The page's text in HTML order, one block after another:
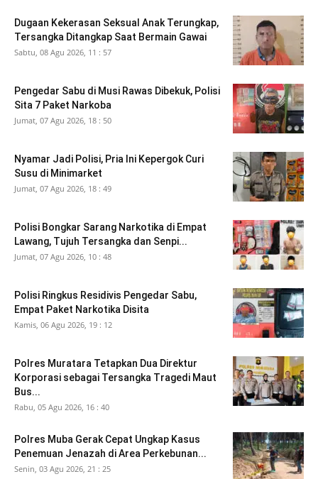
Dugaan Kekerasan Seksual Anak Terungkap,
Tersangka Ditangkap Saat Bermain Gawai
Sabtu, 08 Agu 2026, 11 : 57
Pengedar Sabu di Musi Rawas Dibekuk, Polisi
Sita 7 Paket Narkoba
Jumat, 07 Agu 2026, 18 : 50
Nyamar Jadi Polisi, Pria Ini Kepergok Curi
Susu di Minimarket
Jumat, 07 Agu 2026, 18 : 49
Polisi Bongkar Sarang Narkotika di Empat
Lawang, Tujuh Tersangka dan Senpi...
Jumat, 07 Agu 2026, 10 : 48
Polisi Ringkus Residivis Pengedar Sabu,
Empat Paket Narkotika Disita
Kamis, 06 Agu 2026, 19 : 12
Polres Muratara Tetapkan Dua Direktur
Korporasi sebagai Tersangka Tragedi Maut
Bus...
Rabu, 05 Agu 2026, 16 : 40
Polres Muba Gerak Cepat Ungkap Kasus
Penemuan Jenazah di Area Perkebunan...
Senin, 03 Agu 2026, 21 : 25